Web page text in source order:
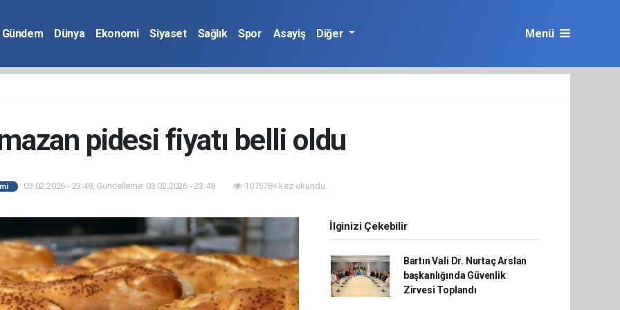
Gündem Dünya Ekonomi Siyaset Sağlık Spor Asayiş Diğer Menü
pidesi fiyatı belli oldu
03.02.2026 - 23:48, Güncelleme: 03.02.2026 - 23:48 107578+ kez okundu.
İlginizi Çekebilir
Bartın Vali Dr. Nurtaç Arslan
başkanlığında Güvenlik
Zirvesi Toplandı